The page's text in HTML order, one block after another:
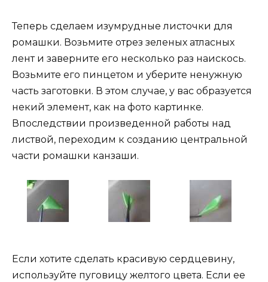
Теперь сделаем изумрудные листочки для
ромашки. Возьмите отрез зеленых атласных
лент и заверните его несколько раз наискось.
Возьмите его пинцетом и уберите ненужную
часть заготовки. В этом случае, у вас образуется
некий элемент, как на фото картинке.
Впоследствии произведенной работы над
листвой, переходим к созданию центральной
части ромашки канзаши.
Если хотите сделать красивую сердцевину,
используйте пуговицу желтого цвета. Если ее